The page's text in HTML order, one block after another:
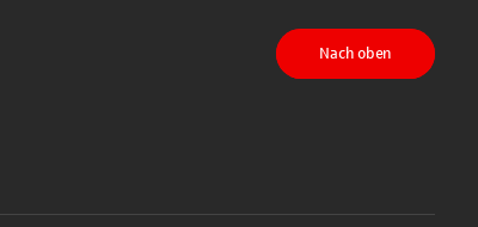
Nach oben